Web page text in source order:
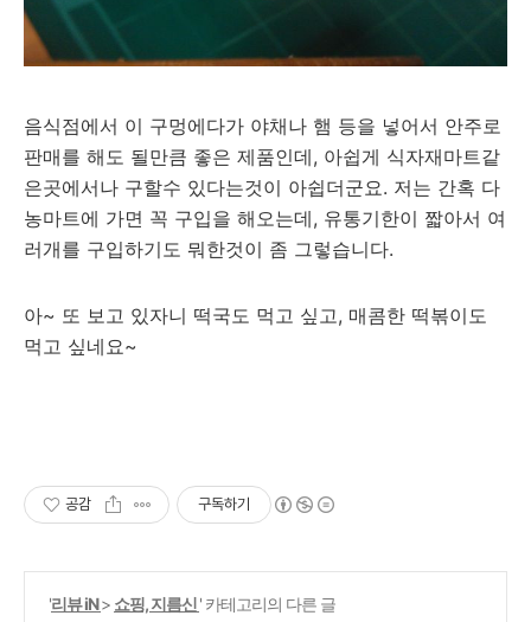
음식점에서 이 구멍에다가 야채나 햄 등을 넣어서 안주로
판매를 해도 될만큼 좋은 제품인데, 아쉽게 식자재마트같
은곳에서나 구할수 있다는것이 아쉽더군요. 저는 간혹 다
농마트에 가면 꼭 구입을 해오는데, 유통기한이 짧아서 여
러개를 구입하기도 뭐한것이 좀 그렇습니다.
아~ 또 보고 있자니 떡국도 먹고 싶고, 매콤한 떡볶이도
먹고 싶네요~
공감 구독하기
'리뷰 iN> 쇼핑, 지름신' 카테고리의 다른 글